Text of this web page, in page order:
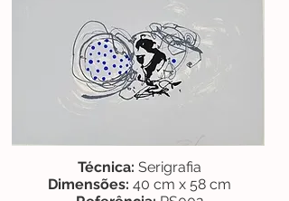
Técnica: Serigrafia
Dimensões: 40 cm x 58 cm